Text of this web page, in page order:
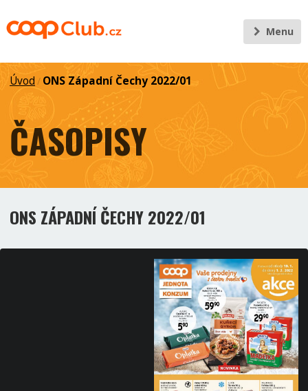
Menu
Úvod / ONS Západní Čechy 2022/01
ČASOPISY
ONS ZÁPADNÍ ČECHY 2022/01